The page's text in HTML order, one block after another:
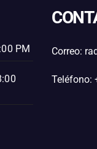
PM Correo:
Teléfono: